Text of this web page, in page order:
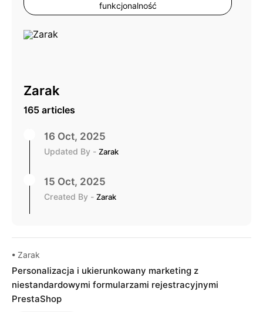
funkcjonalność
Zarak
165 articles
16 Oct, 2025
Updated By - Zarak
15 Oct, 2025
Created By - Zarak
• Zarak
Personalizacja i ukierunkowany marketing z
niestandardowymi formularzami rejestracyjnymi
PrestaShop